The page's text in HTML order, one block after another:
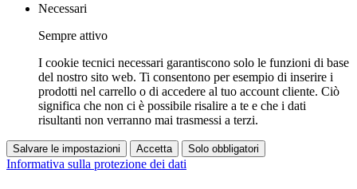
Necessari
Sempre attivo
I cookie tecnici necessari garantiscono solo le funzioni di base
del nostro sito web. Ti consentono per esempio di inserire i
prodotti nel carrello o di accedere al tuo account cliente. Ciò
significa che non ci è possibile risalire a te e che i dati
risultanti non verranno mai trasmessi a terzi.
Salvare le impostazioni Accetta Solo obbligatori
Informativa sulla protezione dei dati